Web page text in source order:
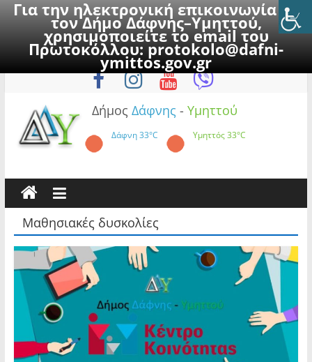
Για την ηλεκτρονική επικοινωνία με
τον Δήμο Δάφνης–Υμηττού,
χρησιμοποιείτε το email του
Πρωτοκόλλου:protokolo@dafni-
ymittos.gov.gr
to
Δευτέρα, 10 Αυγούστου 2026
Δήμος Δάφνης - Υμηττού
Δάφνη33°C Υμηττός33°C
Μαθησιακές δυσκολίες